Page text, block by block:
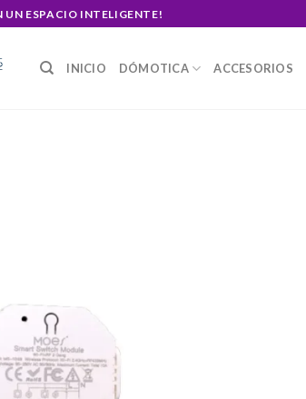
UN ESPACIO INTELIGENTE!
INICIO DÓMOTICA ACCESORIOS